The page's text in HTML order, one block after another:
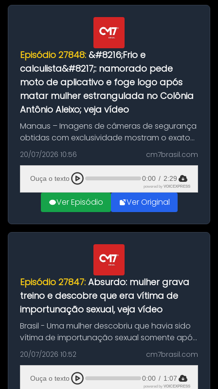
Episódio 27848: &#8216;Frio e
calculista&#8217;: namorado pede
moto de aplicativo e foge logo após
matar mulher estrangulada no Colônia
Antônio Aleixo; veja vídeo
Manaus – Imagens de câmeras de segurança
obtidas com exclusividade mostram o exato
momento da fuga do principal suspeito da
morte de Larissa Araújo, de 28 anos. O crime
ocorreu na noite deste último d...
20/07/2026 10:56 cm7brasil.com
Ouça o texto 0:00 / 2:29
powered by VOICEXPRESS
Ver Episódio Ver Original
Episódio 27847: Absurdo: mulher grava
treino e descobre que era vítima de
importunação sexual, veja vídeo
Brasil - Uma mulher descobriu que havia sido
vítima de importunação sexual somente após
assistir a um vídeo que gravou enquanto
treinava na academia de um condomínio em
Feira de Santana, na Bahia. O c...
20/07/2026 10:52 cm7brasil.com
Ouça o texto 0:00 / 1:07
powered by VOICEXPRESS